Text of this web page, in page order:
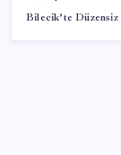
Bilecik’te